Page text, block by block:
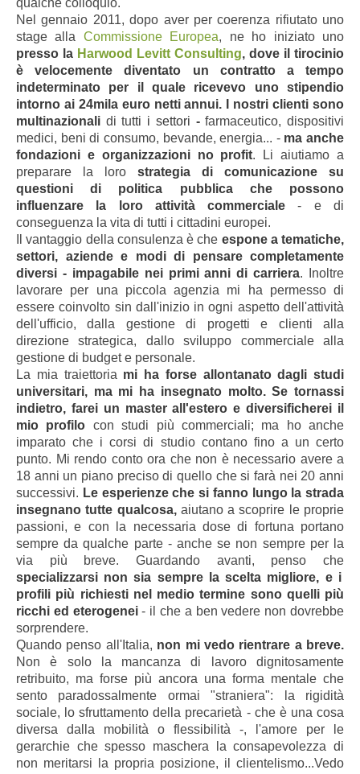
Nel gennaio 2011, dopo aver per coerenza rifiutato uno
stage alla Commissione Europea, ne ho iniziato uno
presso la Harwood Levitt Consulting, dove il tirocinio
è velocemente diventato un contratto a tempo
indeterminato per il quale ricevevo uno stipendio
intorno ai 24mila euro netti annui. I nostri clienti sono
multinazionali di tutti i settori -farmaceutico, dispositivi
medici, beni di consumo, bevande, energia... - ma anche
fondazioni e organizzazioni no profit.
Li aiutiamo a
preparare la loro strategia di comunicazione su
questioni di politica pubblica che possono
influenzare la loro attività commerciale - e di
conseguenza la vita di tutti i cittadini europei.
Il vantaggio della consulenza è che espone a tematiche,
settori, aziende e modi di pensare completamente
diversi - impagabile nei primi anni di carriera. Inoltre
lavorare per una piccola agenzia mi ha permesso di
essere coinvolto sin dall'inizio in ogni aspetto dell'attività
dell'ufficio, dalla gestione di progetti e clienti alla
direzione strategica, dallo sviluppo commerciale alla
gestione di budget e personale.
La mia traiettoria mi ha forse allontanato dagli studi
universitari, ma mi ha insegnato molto. Se tornassi
indietro, farei un master all'estero e diversificherei il
mio profilo con studi più commerciali; ma ho anche
imparato che i corsi di studio contano fino a un certo
punto. Mi rendo conto ora che non è necessario avere a
18 anni un piano preciso di quello che si farà nei 20 anni
successivi. Le esperienze che si fanno lungo la strada
insegnano tutte qualcosa,aiutano a scoprire le proprie
passioni, e con la necessaria dose di fortuna portano
sempre da qualche parte - anche se non sempre per la
via più breve. Guardando avanti, penso che
specializzarsi non sia sempre la scelta migliore, e i
profili più richiesti nel medio termine sono quelli più
ricchi ed eterogenei- il che a ben vedere non dovrebbe
sorprendere.
Quando penso all'Italia, non mi vedo rientrare a breve.
Non è solo la mancanza di lavoro dignitosamente
retribuito, ma forse più ancora una forma mentale che
sento paradossalmente ormai "straniera": la rigidità
sociale, lo sfruttamento della precarietà - che è una cosa
diversa dalla mobilità o flessibilità -, l'amore per le
gerarchie che spesso maschera la consapevolezza di
non meritarsi la propria posizione, il clientelismo...Vedo